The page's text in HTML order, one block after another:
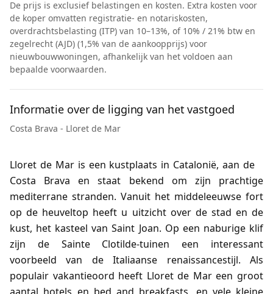
De prijs is exclusief belastingen en kosten. Extra kosten voor
de koper omvatten registratie- en notariskosten,
overdrachtsbelasting (ITP) van 10–13%, of 10% / 21% btw en
zegelrecht (AJD) (1,5% van de aankoopprijs) voor
nieuwbouwwoningen, afhankelijk van het voldoen aan
bepaalde voorwaarden.
Informatie over de ligging van het vastgoed
Costa Brava - Lloret de Mar
Lloret de Mar is een kustplaats in Catalonië, aan de
Costa Brava en staat bekend om zijn prachtige
mediterrane stranden. Vanuit het middeleeuwse fort
op de heuveltop heeft u uitzicht over de stad en de
kust, het kasteel van Saint Joan. Op een naburige klif
zijn de Sainte Clotilde-tuinen een interessant
voorbeeld van de Italiaanse renaissancestijl. Als
populair vakantieoord heeft Lloret de Mar een groot